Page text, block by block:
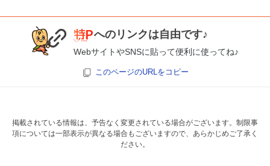
へのリンクは自由です♪
WebサイトやSNSに貼って便利に使ってね♪
このページのURLをコピー
掲載されている情報は、予告なく変更されている場合がございます。制限事
項については一部表示が異なる場合もございますので、あらかじめご了承く
ださい。